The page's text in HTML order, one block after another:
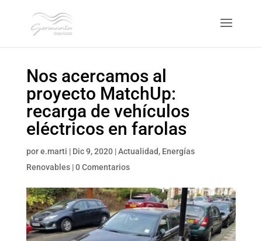
Nos acercamos al
proyecto MatchUp:
recarga de vehículos
eléctricos en farolas
pore.marti | Dic 9, 2020|Actualidad, Energías
Renovables|0 Comentarios